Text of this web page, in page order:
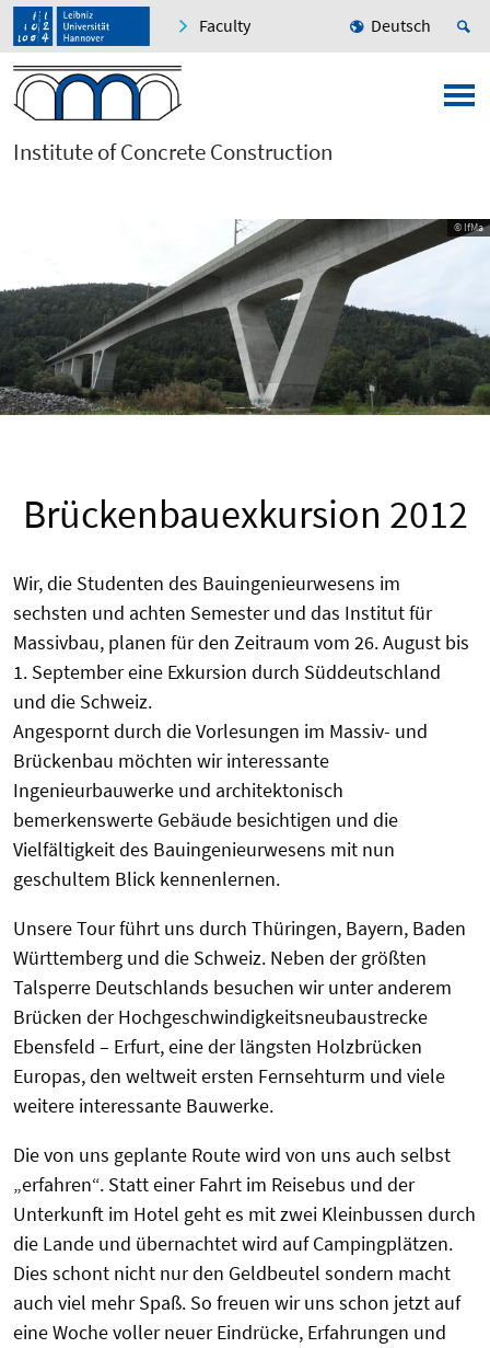
Faculty Deutsch
Institute of Concrete Construction
© IfMa
Brückenbauexkursion 2012
Wir, die Studenten des Bauingenieurwesens im
sechsten und achten Semester und das Institut für
Massivbau, planen für den Zeitraum vom 26. August bis
1. September eine Exkursion durch Süddeutschland
und die Schweiz.
Angespornt durch die Vorlesungen im Massiv- und
Brückenbau möchten wir interessante
Ingenieurbauwerke und architektonisch
bemerkenswerte Gebäude besichtigen und die
Vielfältigkeit des Bauingenieurwesens mit nun
geschultem Blick kennenlernen.
Unsere Tour führt uns durch Thüringen, Bayern, Baden
Württemberg und die Schweiz. Neben der größten
Talsperre Deutschlands besuchen wir unter anderem
Brücken der Hochgeschwindigkeitsneubaustrecke
Ebensfeld – Erfurt, eine der längsten Holzbrücken
Europas, den weltweit ersten Fernsehturm und viele
weitere interessante Bauwerke.
Die von uns geplante Route wird von uns auch selbst
„erfahren“. Statt einer Fahrt im Reisebus und der
Unterkunft im Hotel geht es mit zwei Kleinbussen durch
die Lande und übernachtet wird auf Campingplätzen.
Dies schont nicht nur den Geldbeutel sondern macht
auch viel mehr Spaß. So freuen wir uns schon jetzt auf
eine Woche voller neuer Eindrücke, Erfahrungen und